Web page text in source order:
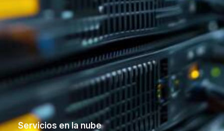
Servicios en la nube